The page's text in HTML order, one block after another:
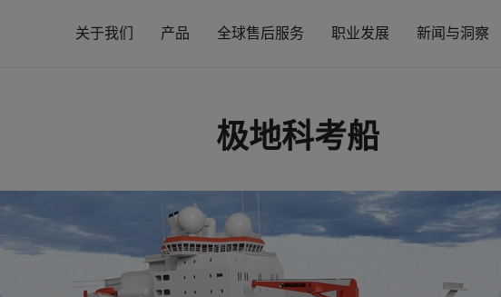
关于我们 产品 全球售后服务 职业发展 新闻与洞察
极地科考船